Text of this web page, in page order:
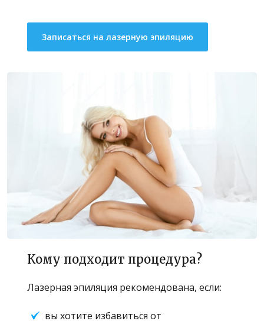
Записаться на лазерную эпиляцию
Кому подходит процедура?
Лазерная эпиляция рекомендована, если:
вы хотите избавиться от